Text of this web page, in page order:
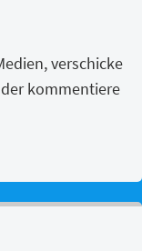
verschicke
kommentiere